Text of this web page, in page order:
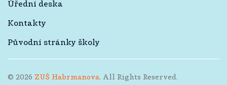
Úřední deska
Kontakty
Původní stránky školy
© 2026 ZUŠ Habrmanova. All Rights Reserved.